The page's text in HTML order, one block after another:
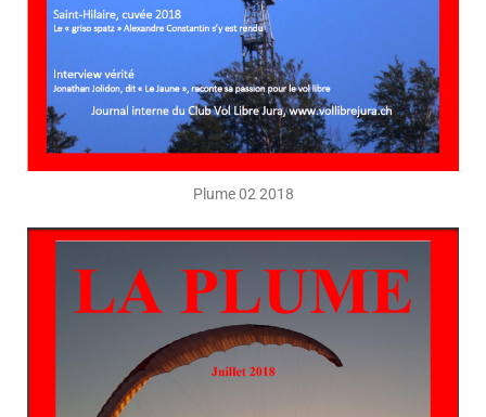
Plume 02 2018